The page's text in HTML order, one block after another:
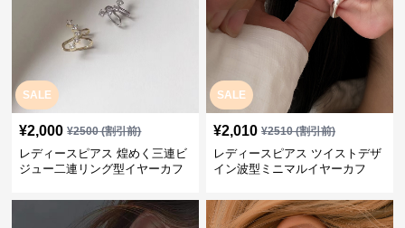
SALE
¥2,000 ¥2500(割引前)
レディースピアス 煌めく三連ビ
ジュー二連リング型イヤーカフ
SALE
¥2,010 ¥2510(割引前)
レディースピアス ツイストデザ
イン波型ミニマルイヤーカフ